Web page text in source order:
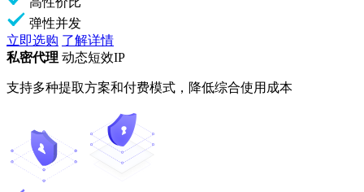
弹性并发
立即选购 了解详情
私密代理 动态短效IP
支持多种提取方案和付费模式，降低综合使用成本